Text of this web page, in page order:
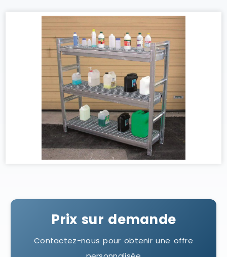
Prix sur demande
Contactez-nous pour obtenir une offre